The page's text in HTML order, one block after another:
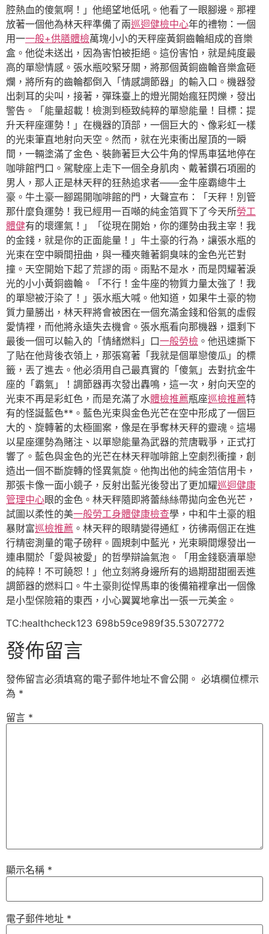
腔熱血的傻氣啊！」他絕望地低吼。他看了一眼腳邊。那裡
放著一個他為林天秤準備了兩巡迴健檢中心年的禮物：一個
用一一般+供膳體檢萬塊小小的天秤座黃銅齒輪組成的音樂
盒。他從未送出，因為害怕被拒絕。這份害怕，就是純度最
高的單戀情感。張水瓶咬緊牙關，將那個黃銅齒輪音樂盒砸
爛，將所有的齒輪都倒入「情感調節器」的輸入口。機器發
出刺耳的尖叫，接著，彈珠臺上的燈光開始瘋狂閃爍，發出
警告。「能量超載！檢測到極致純粹的單戀能量！目標：提
升天秤座運勢！」在機器的頂部，一個巨大的、像彩虹一樣
的光束筆直地射向天空。然而，就在光束衝出屋頂的一瞬
間，一輛塗滿了金色、裝飾著巨大公牛角的悍馬車猛地停在
咖啡館門口。駕駛座上走下一個全身肌肉、戴著鑽石項圈的
男人，那人正是林天秤的狂熱追求者——金牛座霸總牛土
豪。牛土豪一腳踢開咖啡館的門，大聲宣布：「天秤！別管
那什麼負運勢！我已經用一百噸的純金箔買下了今天所勞工
體健有的壞運氣！」「從現在開始，你的運勢由我主宰！我
的金錢，就是你的正面能量！」牛土豪的行為，讓張水瓶的
光束在空中瞬間扭曲，與一種夾雜著銅臭味的金色光芒對
撞。天空開始下起了荒謬的雨。雨點不是水，而是閃耀著淚
光的小小黃銅齒輪。「不行！金牛座的物質力量太強了！我
的單戀被汙染了！」張水瓶大喊。他知道，如果牛土豪的物
質力量勝出，林天秤將會被困在一個充滿金錢和俗氣的虛假
愛情裡，而他將永遠失去機會。張水瓶看向那機器，還剩下
最後一個可以輸入的「情緒燃料」口一般勞檢 。他迅速撕下
了貼在他背後衣領上，那張寫著「我就是個單戀傻瓜」的標
籤，丟了進去。他必須用自己最真實的「傻氣」去對抗金牛
座的「霸氣」！調節器再次發出轟鳴，這一次，射向天空的
光束不再是彩虹色，而是充滿了水體檢推薦瓶座巡檢推薦特
有的怪誕藍色**。藍色光束與金色光芒在空中形成了一個巨
大的、旋轉著的太極圖案，像是在爭奪林天秤的靈魂。這場
以星座運勢為賭注、以單戀能量為武器的荒唐戰爭，正式打
響了。藍色與金色的光芒在林天秤咖啡館上空劇烈衝撞，創
造出一個不斷旋轉的怪異氣旋。他掏出他的純金箔信用卡，
那張卡像一面小鏡子，反射出藍光後發出了更加耀巡迴健康
管理中心眼的金色。林天秤隨即將蕾絲絲帶拋向金色光芒，
試圖以柔性的美一般勞工身體健康檢查學，中和牛土豪的粗
暴財富巡檢推薦 。林天秤的眼睛變得通紅，彷彿兩個正在進
行精密測量的電子磅秤。圓規刺中藍光，光束瞬間爆發出一
連串關於「愛與被愛」的哲學辯論氣泡。「用金錢褻瀆單戀
的純粹！不可饒恕！」他立刻將身邊所有的過期甜甜圈丟進
調節器的燃料口。牛土豪則從悍馬車的後備箱裡拿出一個像
是小型保險箱的東西，小心翼翼地拿出一張一元美金。
TC:healthcheck123 698b59ce989f35.53072772
發佈留言
發佈留言必須填寫的電子郵件地址不會公開。 必填欄位標示
為 *
留言 *
顯示名稱 *
電子郵件地址 *